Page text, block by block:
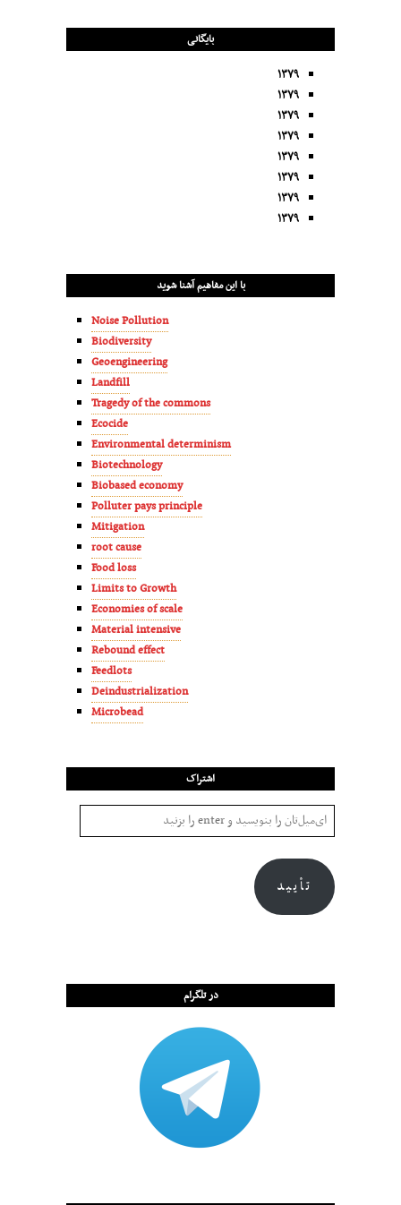
بایگانی
۱۳۷۹
۱۳۷۹
۱۳۷۹
۱۳۷۹
۱۳۷۹
۱۳۷۹
۱۳۷۹
۱۳۷۹
با این مفاهیم آشنا شوید
Noise Pollution
Biodiversity
Geoengineering
Landfill
Tragedy of the commons
Ecocide
Environmental determinism
Biotechnology
Biobased economy
Polluter pays principle
Mitigation
root cause
Food loss
Limits to Growth
Economies of scale
Material intensive
Rebound effect
Feedlots
Deindustrialization
Microbead
اشتراک
تأیید
در تلگرام